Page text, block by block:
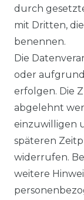
NEWSLETTER
MÖBEL
ÜBER UNS
LIVIPUR
durch
mit Dritten,
benennen.
Die
oder
erfolgen. Die
abgelehnt
einzuwilligen
späteren
widerrufen.
weitere